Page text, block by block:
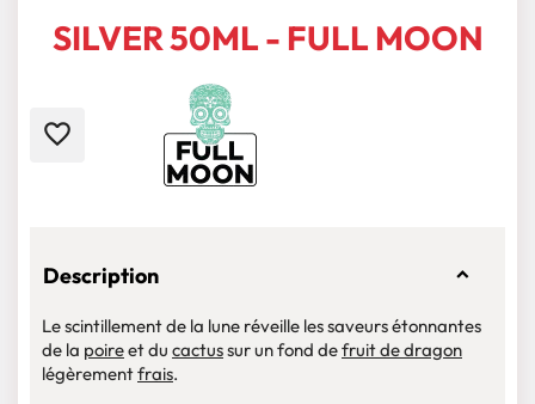
SILVER 50ML - FULL MOON
favorite_border
Description
Le scintillement de la lune réveille les saveurs étonnantes
de la poireet du cactussur un fond defruit de dragon
légèrementfrais.